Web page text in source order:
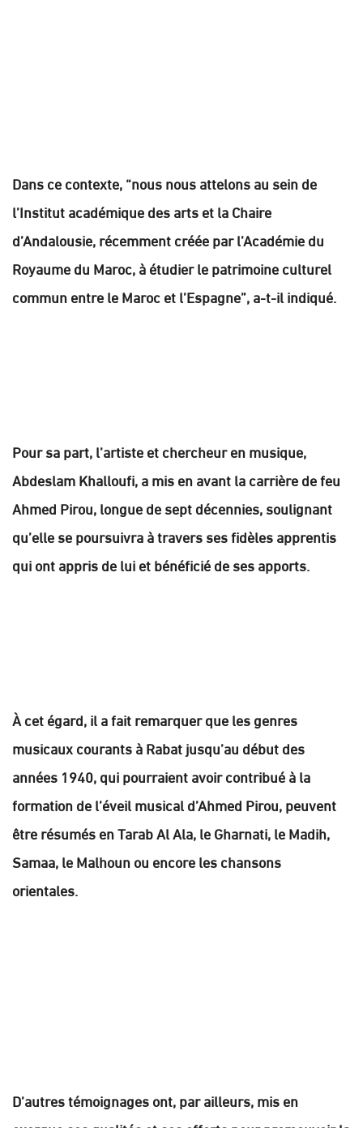
Dans ce contexte, “nous nous attelons au sein de
l’Institut académique des arts et la Chaire
d’Andalousie, récemment créée par l’Académie du
Royaume du Maroc, à étudier le patrimoine culturel
commun entre le Maroc et l’Espagne”, a-t-il indiqué.
Pour sa part, l’artiste et chercheur en musique,
Abdeslam Khalloufi, a mis en avant la carrière de feu
Ahmed Pirou, longue de sept décennies, soulignant
qu’elle se poursuivra à travers ses fidèles apprentis
qui ont appris de lui et bénéficié de ses apports.
À cet égard, il a fait remarquer que les genres
musicaux courants à Rabat jusqu’au début des
années 1940, qui pourraient avoir contribué à la
formation de l’éveil musical d’Ahmed Pirou, peuvent
être résumés en Tarab Al Ala, le Gharnati, le Madih,
Samaa, le Malhoun ou encore les chansons
orientales.
D’autres témoignages ont, par ailleurs, mis en